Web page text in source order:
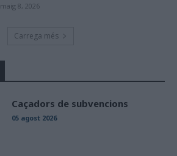
maig 8, 2026
Carrega més
Caçadors de subvencions
05 agost 2026